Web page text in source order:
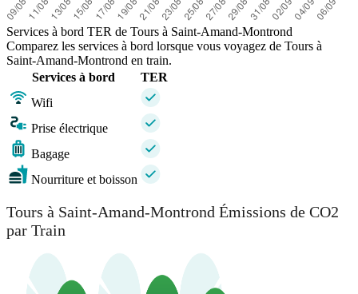
Services à bord TER de Tours à Saint-Amand-Montrond
Comparez les services à bord lorsque vous voyagez de Tours à
Saint-Amand-Montrond en train.
Services à bord
TER
Wifi
Prise électrique
Bagage
Nourriture et boisson
Tours à Saint-Amand-Montrond Émissions de CO2
par Train